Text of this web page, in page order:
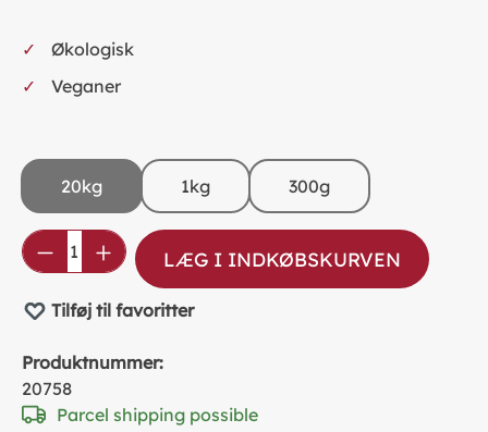
Økologisk
Veganer
20kg 1kg 300g
Product Quantity: Enter the desired
LÆG I INDKØBSKURVEN
Tilføj til favoritter
Produktnummer:
20758
Parcel shipping possible